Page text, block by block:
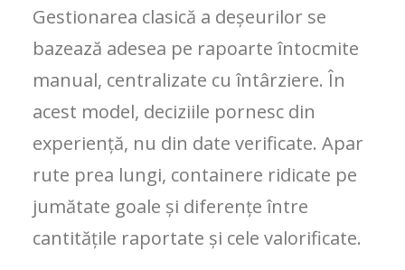
Gestionarea clasică a deșeurilor se
bazează adesea pe rapoarte întocmite
manual, centralizate cu întârziere. În
acest model, deciziile pornesc din
experiență, nu din date verificate. Apar
rute prea lungi, containere ridicate pe
jumătate goale și diferențe între
cantitățile raportate și cele valorificate.